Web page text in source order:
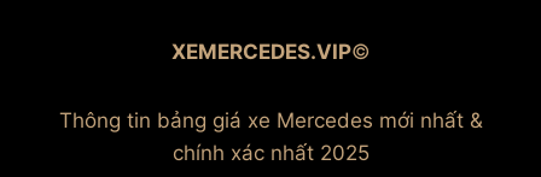
XEMERCEDES.VIP©
Thông tin bảng giá xe Mercedes mới nhất &
chính xác nhất 2025